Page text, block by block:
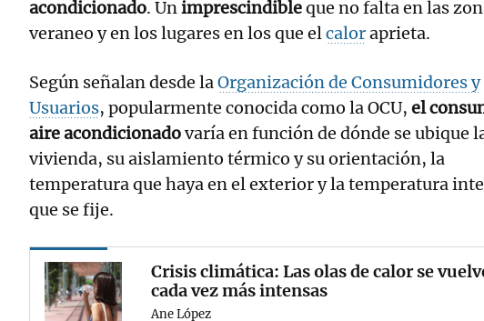
acondicionado. Unimprescindibleque no falta en las
veraneo y en los lugares en los que elcaloraprieta.
Según señalan desde laOrganización de Consumidores y
Usuarios, popularmente conocida como la OCU, el
aire acondicionadovaría en función de dónde se ubique
vivienda, su aislamiento térmico y su orientación, la
temperatura que haya en el exterior y la temperatura
que se fije.
Crisis climática: Las olas de calor se
cada vez más intensas
Ane López